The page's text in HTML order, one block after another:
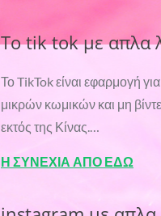
Το tik tok με απλα
Το TikTok είναι εφαρμογή
μικρών κωμικών και μη
εκτός της Κίνας.…
Η ΣΥΝΕΧΙΑ ΑΠΟ ΕΔΩ